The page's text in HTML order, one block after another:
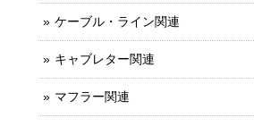
ケーブル・ライン関連
キャブレター関連
マフラー関連